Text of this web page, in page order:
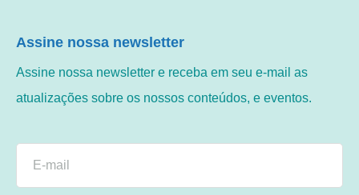
Assine nossa newsletter
Assine nossa newsletter e receba em seu e-mail as
atualizações sobre os nossos conteúdos, e eventos.